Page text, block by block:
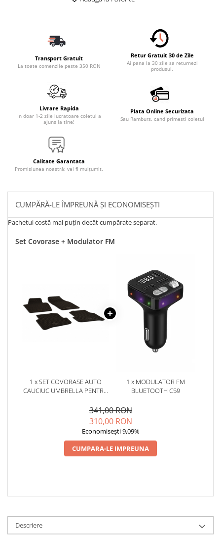
Transport Gratuit
La toate comenzile peste 350 RON
Retur Gratuit 30 de Zile
Ai pana la 30 zile sa returnezi
produsul.
Livrare Rapida
In doar 1-2 zile lucratoare coletul a
ajuns la tine!
Plata Online Securizata
Sau Ramburs, cand primesti coletul
Calitate Garantata
Promisiunea noastră: vei fi mulțumit.
CUMPĂRĂ-LE ÎMPREUNĂ ȘI ECONOMISEȘTI
Pachetul costă mai puțin decât cumpărate separat.
Set Covorase + Modulator FM
1 x SET COVORASE AUTO
CAUCIUC UMBRELLA PENTRU
1 x MODULATOR FM
BLUETOOTH C59
341,00 RON
310,00 RON
Economisești 9,09%
CUMPARA-LE IMPREUNA
Descriere